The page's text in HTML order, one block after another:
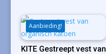
Aanbieding!
KITE Gestreept vest van